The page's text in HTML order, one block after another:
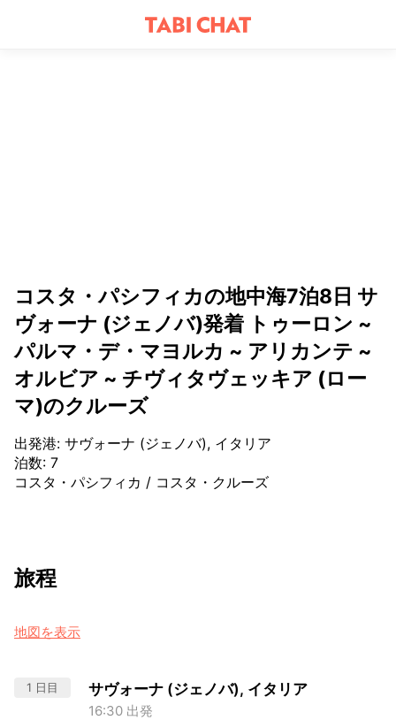
コスタ・パシフィカの地中海7泊8日 サ
ヴォーナ (ジェノバ)発着 トゥーロン ~
パルマ・デ・マヨルカ ~ アリカンテ ~
オルビア ~ チヴィタヴェッキア (ロー
マ)のクルーズ
出発港: サヴォーナ (ジェノバ), イタリア
泊数: 7
コスタ・パシフィカ / コスタ・クルーズ
旅程
地図を表示
1 日目 サヴォーナ (ジェノバ), イタリア
16:30 出発